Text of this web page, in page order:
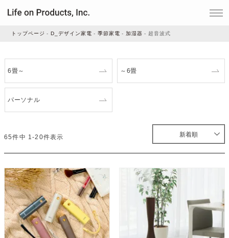
家事・生活雑貨
デジタル雑貨
ライト・シーリングファン
トップページ D_デザイン家電 季節家電 加湿器 超音波式
6畳～ ～6畳
パーソナル
新着順
65件中 1-20件表示